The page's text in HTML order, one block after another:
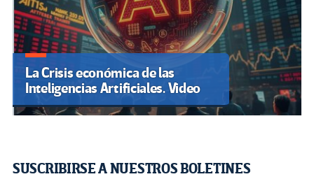
La Crisis económica de las
Inteligencias Artificiales. Video
SUSCRIBIRSE A NUESTROS BOLETINES